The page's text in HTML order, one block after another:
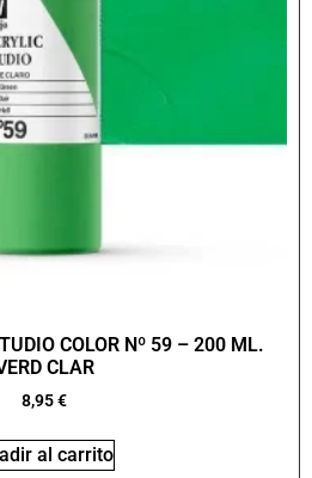
COLOR Nº 59 – 200 ML.
CLAR
8,95€
al carrito